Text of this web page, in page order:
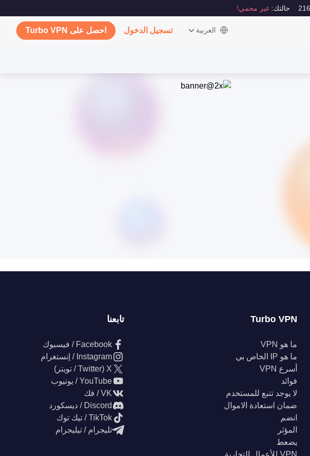
حالتك: غير محمي!
‫العربية تسجيل الدخول احصل على Turbo VPN
Turbo VPN
ما هو VPN
ما هو IP الخاص بي
أسرع VPN
فوائد
لا يوجد تتبع للمستخدم
ضمان استعادة الاموال
انضم
المؤثر
يضعط
VPN للأعمال التجارية
تابعنا
Facebook / فيسبوك
Instagram / إنستغرام
X (Twitter / تويتر)
YouTube / يوتيوب
VK / فك
Discord / ديسكورد
TikTok / تيك توك
تليجرام / تيليجرام